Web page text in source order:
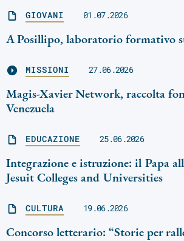
GIOVANI 01.07.2026
A Posillipo, laboratorio formativo
MISSIONI 27.06.2026
Magis-Xavier Network, raccolta
Venezuela
EDUCAZIONE 25.06.2026
Integrazione e istruzione: il Papa
Jesuit Colleges and Universities
CULTURA 19.06.2026
Concorso letterario: “Storie per